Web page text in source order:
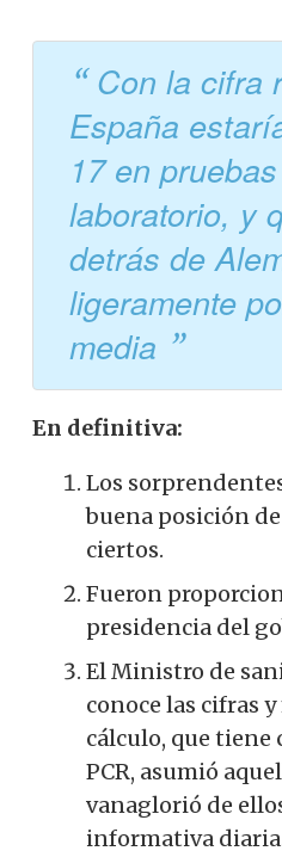
Con la cifra
España
17 en
laboratorio, y
detrás de
ligeramente
media
En definitiva:
Los
buena posición
ciertos.
Fueron
presidencia del
El Ministro de
conoce las cifras
cálculo, que tiene
PCR, asumió
vanaglorió de
informativa